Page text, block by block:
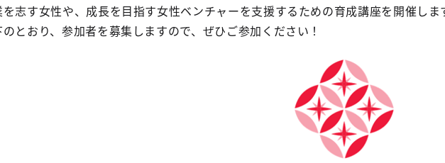
を志す女性や、成長を目指す女性ベンチャーを支援するための育成講座を開催しま
とおり、参加者を募集しますので、ぜひご参加ください！